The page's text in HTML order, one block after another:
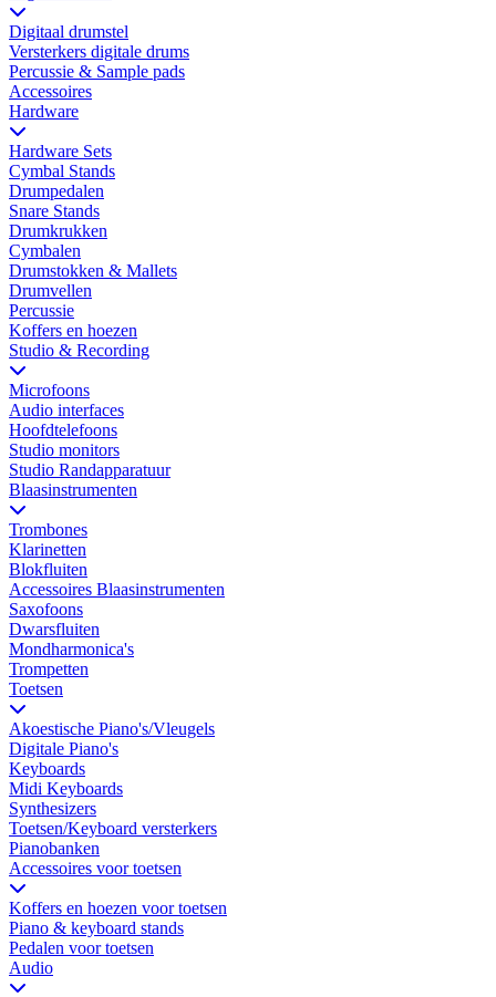
Digitaal drumstel
Versterkers digitale drums
Percussie & Sample pads
Accessoires
Hardware
Hardware Sets
Cymbal Stands
Drumpedalen
Snare Stands
Drumkrukken
Cymbalen
Drumstokken & Mallets
Drumvellen
Percussie
Koffers en hoezen
Studio & Recording
Microfoons
Audio interfaces
Hoofdtelefoons
Studio monitors
Studio Randapparatuur
Blaasinstrumenten
Trombones
Klarinetten
Blokfluiten
Accessoires Blaasinstrumenten
Saxofoons
Dwarsfluiten
Mondharmonica's
Trompetten
Toetsen
Akoestische Piano's/Vleugels
Digitale Piano's
Keyboards
Midi Keyboards
Synthesizers
Toetsen/Keyboard versterkers
Pianobanken
Accessoires voor toetsen
Koffers en hoezen voor toetsen
Piano & keyboard stands
Pedalen voor toetsen
Audio